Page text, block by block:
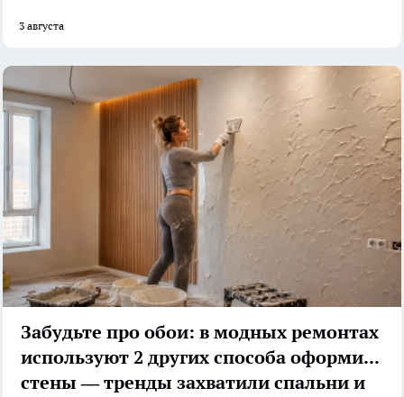
3 августа
Забудьте про обои: в модных ремонтах
используют 2 других способа оформить
стены — тренды захватили спальни и